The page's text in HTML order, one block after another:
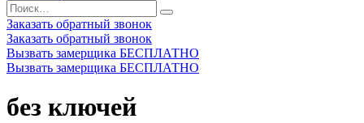
Заказать обратный звонок
Заказать обратный звонок
Вызвать замерщика БЕСПЛАТНО
Вызвать замерщика БЕСПЛАТНО
без ключей